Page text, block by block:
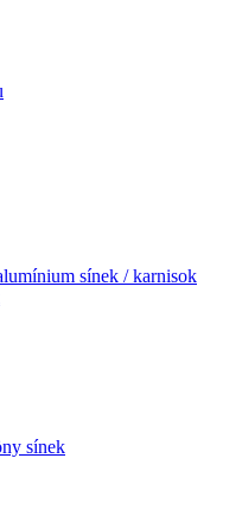
sínek / karnisok
sínek